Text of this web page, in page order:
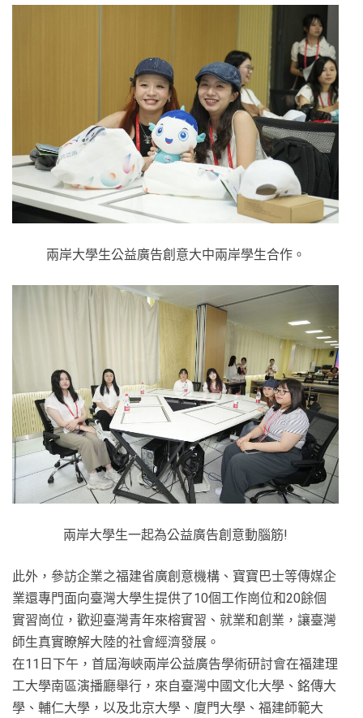
兩岸大學生公益廣告創意大中兩岸學生合作。
兩岸大學生一起為公益廣告創意動腦筋!
此外，參訪企業之福建省廣創意機構、寶寶巴士等傳媒企
業還專門面向臺灣大學生提供了10個工作崗位和20餘個
實習崗位，歡迎臺灣青年來榕實習、就業和創業，讓臺灣
師生真實瞭解大陸的社會經濟發展。
在11日下午，首屆海峽兩岸公益廣告學術研討會在福建理
工大學南區演播廳舉行，來自臺灣中國文化大學、銘傳大
學、輔仁大學，以及北京大學、廈門大學、福建師範大